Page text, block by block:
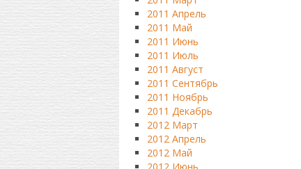
2011 Апрель
2011 Май
2011 Июнь
2011 Июль
2011 Август
2011 Сентябрь
2011 Ноябрь
2011 Декабрь
2012 Март
2012 Апрель
2012 Май